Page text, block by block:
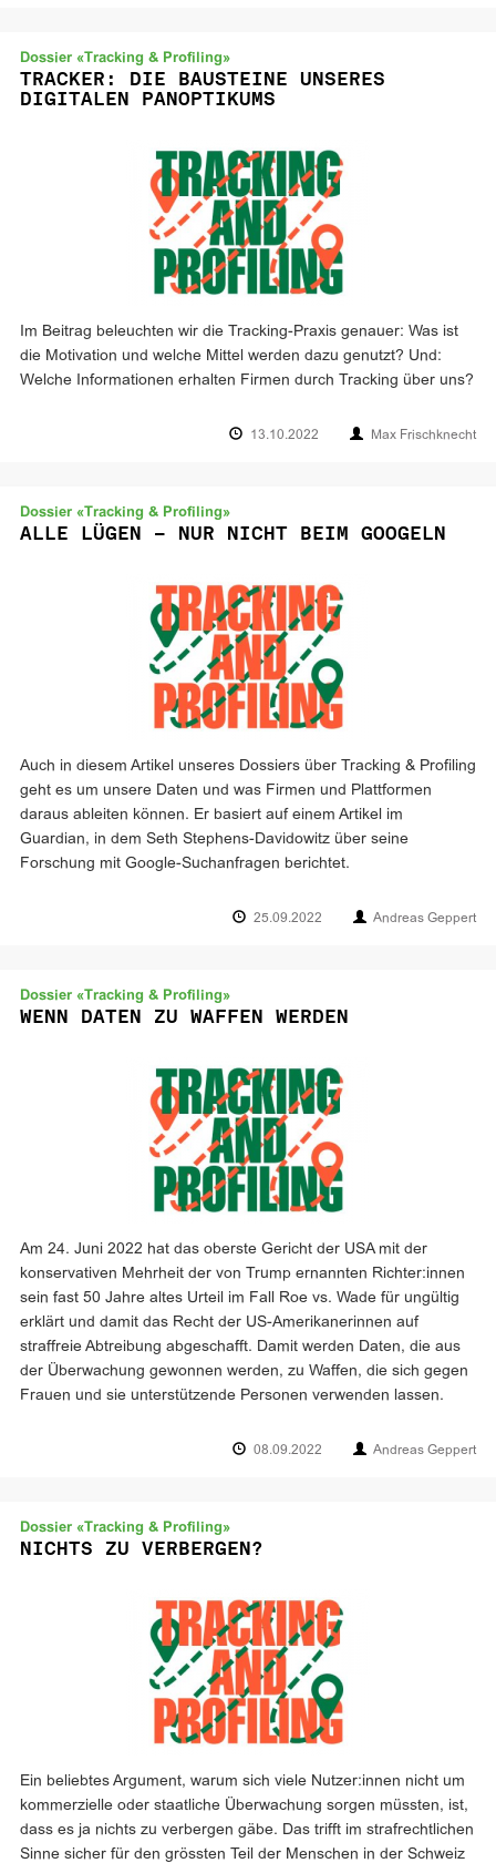
Dossier «Tracking & Profiling»
TRACKER: DIE BAUSTEINE UNSERES
DIGITALEN PANOPTIKUMS
Im Beitrag beleuchten wir die Tracking-Praxis genauer: Was ist
die Motivation und welche Mittel werden dazu genutzt? Und:
Welche Informationen erhalten Firmen durch Tracking über uns?
13.10.2022 Max Frischknecht
Dossier «Tracking & Profiling»
ALLE LÜGEN – NUR NICHT BEIM GOOGELN
Auch in diesem Artikel unseres Dossiers über Tracking & Profiling
geht es um unsere Daten und was Firmen und Plattformen
daraus ableiten können. Er basiert auf einem Artikel im
Guardian, in dem Seth Stephens-Davidowitz über seine
Forschung mit Google-Suchanfragen berichtet.
25.09.2022 Andreas Geppert
Dossier «Tracking & Profiling»
WENN DATEN ZU WAFFEN WERDEN
Am 24. Juni 2022 hat das oberste Gericht der USA mit der
konservativen Mehrheit der von Trump ernannten Richter:innen
sein fast 50 Jahre altes Urteil im Fall Roe vs. Wade für ungültig
erklärt und damit das Recht der US-Amerikanerinnen auf
straffreie Abtreibung abgeschafft. Damit werden Daten, die aus
der Überwachung gewonnen werden, zu Waffen, die sich gegen
Frauen und sie unterstützende Personen verwenden lassen.
08.09.2022 Andreas Geppert
Dossier «Tracking & Profiling»
NICHTS ZU VERBERGEN?
Ein beliebtes Argument, warum sich viele Nutzer:innen nicht um
kommerzielle oder staatliche Überwachung sorgen müssten, ist,
dass es ja nichts zu verbergen gäbe. Das trifft im strafrechtlichen
Sinne sicher für den grössten Teil der Menschen in der Schweiz